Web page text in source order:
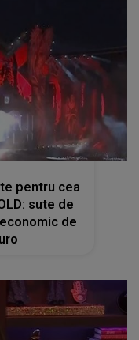
pentru cea
sute de
de